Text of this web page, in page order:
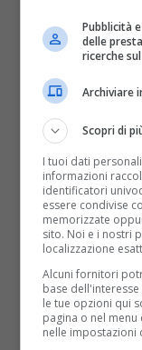
Desperate
possibilità di
Pubblicità
delle
ricerche
Archiviare
Scopri di
I tuoi dati
informazioni
identificatori
essere condivise
memorizzate
sito. Noi e i nostri
localizzazione
Alcuni fornitori
base
le tue opzioni qui
pagina o nel
nelle impostazioni